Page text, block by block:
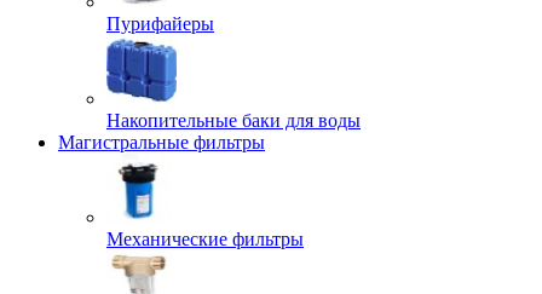
Пурифайеры
Накопительные баки для воды
Магистральные фильтры
Механические фильтры